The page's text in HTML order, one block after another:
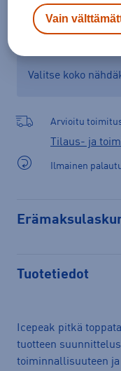
Tarkista
Verkkokauppa:
Valitse koko
Arvioitu
Tilaus- ja
Ilmainen
Tuotetiedot
Icepeak pitkä
tuotteen
toiminnallisuuteen
Vain